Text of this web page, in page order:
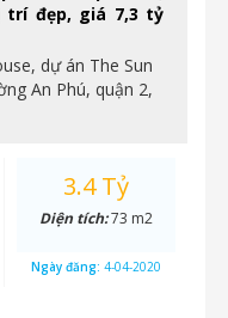
trí đẹp, giá 7,3 tỷ
dự án The Sun
An Phú, quận 2,
3.4 Tỷ
Diện tích:73 m2
Ngày đăng: 4-04-2020